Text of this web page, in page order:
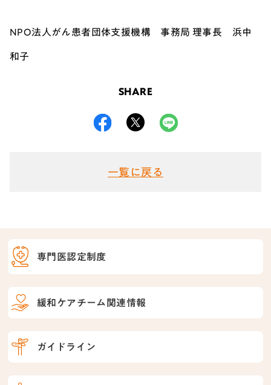
専門医認定制度
緩和ケアチーム関連情報
ガイドライン
NPO法人がん患者団体支援機構 事務局 理事長 浜中
和子
SHARE
一覧に戻る